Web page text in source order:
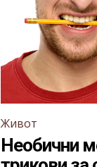
Живот
Необични